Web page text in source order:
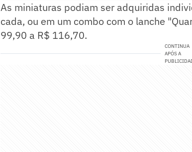
As miniaturas podiam ser adquiridas
cada, ou em um combo com o lanche
99,90 a R$ 116,70.
CONTINUA
APÓS A